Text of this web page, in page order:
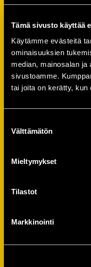
Tämä sivusto käyttää
Käytämme evästeitä
ominaisuuksien
median, mainosalan
sivustoamme.
tai joita on kerätty, kun
valinta
Välttämätön
Mieltymykset
Tilastot
Markkinointi